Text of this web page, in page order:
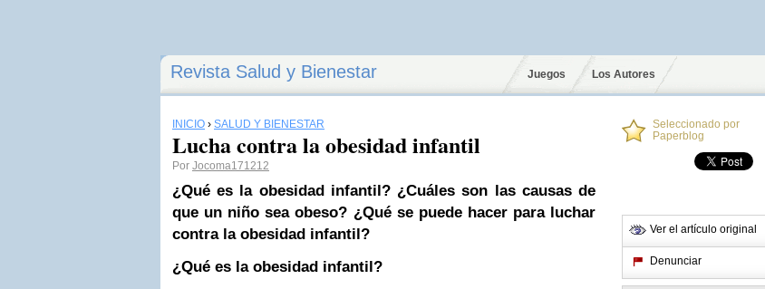
Revista Salud y Bienestar Juegos Los Autores
INICIO › SALUD Y BIENESTAR
Lucha contra la obesidad infantil
Por Jocoma171212
¿Qué es la obesidad infantil? ¿Cuáles son las causas de
que un niño sea obeso? ¿Qué se puede hacer para luchar
contra la obesidad infantil?
¿Qué es la obesidad infantil?
Seleccionado por
Paperblog
Ver el artículo original
Denunciar